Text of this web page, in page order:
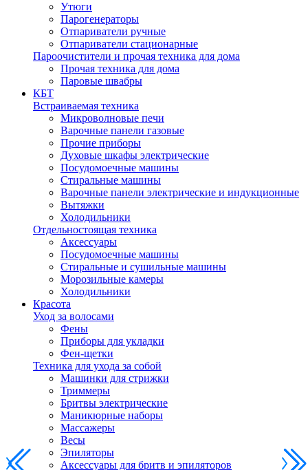
Утюги
Парогенераторы
Отпариватели ручные
Отпариватели стационарные
Пароочистители и прочая техника для дома
Прочая техника для дома
Паровые швабры
КБТ
Встраиваемая техника
Микроволновые печи
Варочные панели газовые
Прочие приборы
Духовые шкафы электрические
Посудомоечные машины
Стиральные машины
Варочные панели электрические и индукционные
Вытяжки
Холодильники
Отдельностоящая техника
Аксессуары
Посудомоечные машины
Стиральные и сушильные машины
Морозильные камеры
Холодильники
Красота
Уход за волосами
Фены
Приборы для укладки
Фен-щетки
Техника для ухода за собой
Машинки для стрижки
Триммеры
Бритвы электрические
Маникюрные наборы
Массажеры
Весы
Эпиляторы
Аксессуары для бритв и эпиляторов